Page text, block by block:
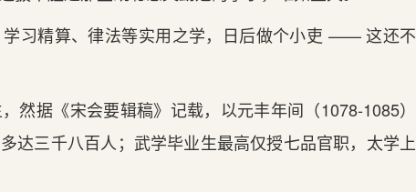
习精算、律法等实用之学，日后做个小吏 —— 这还不
然据《宋会要辑稿》记载，以元丰年间（1078-1085）
达三千八百人；武学毕业生最高仅授七品官职，太学上